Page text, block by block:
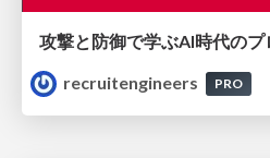
recruitengineers
PRO